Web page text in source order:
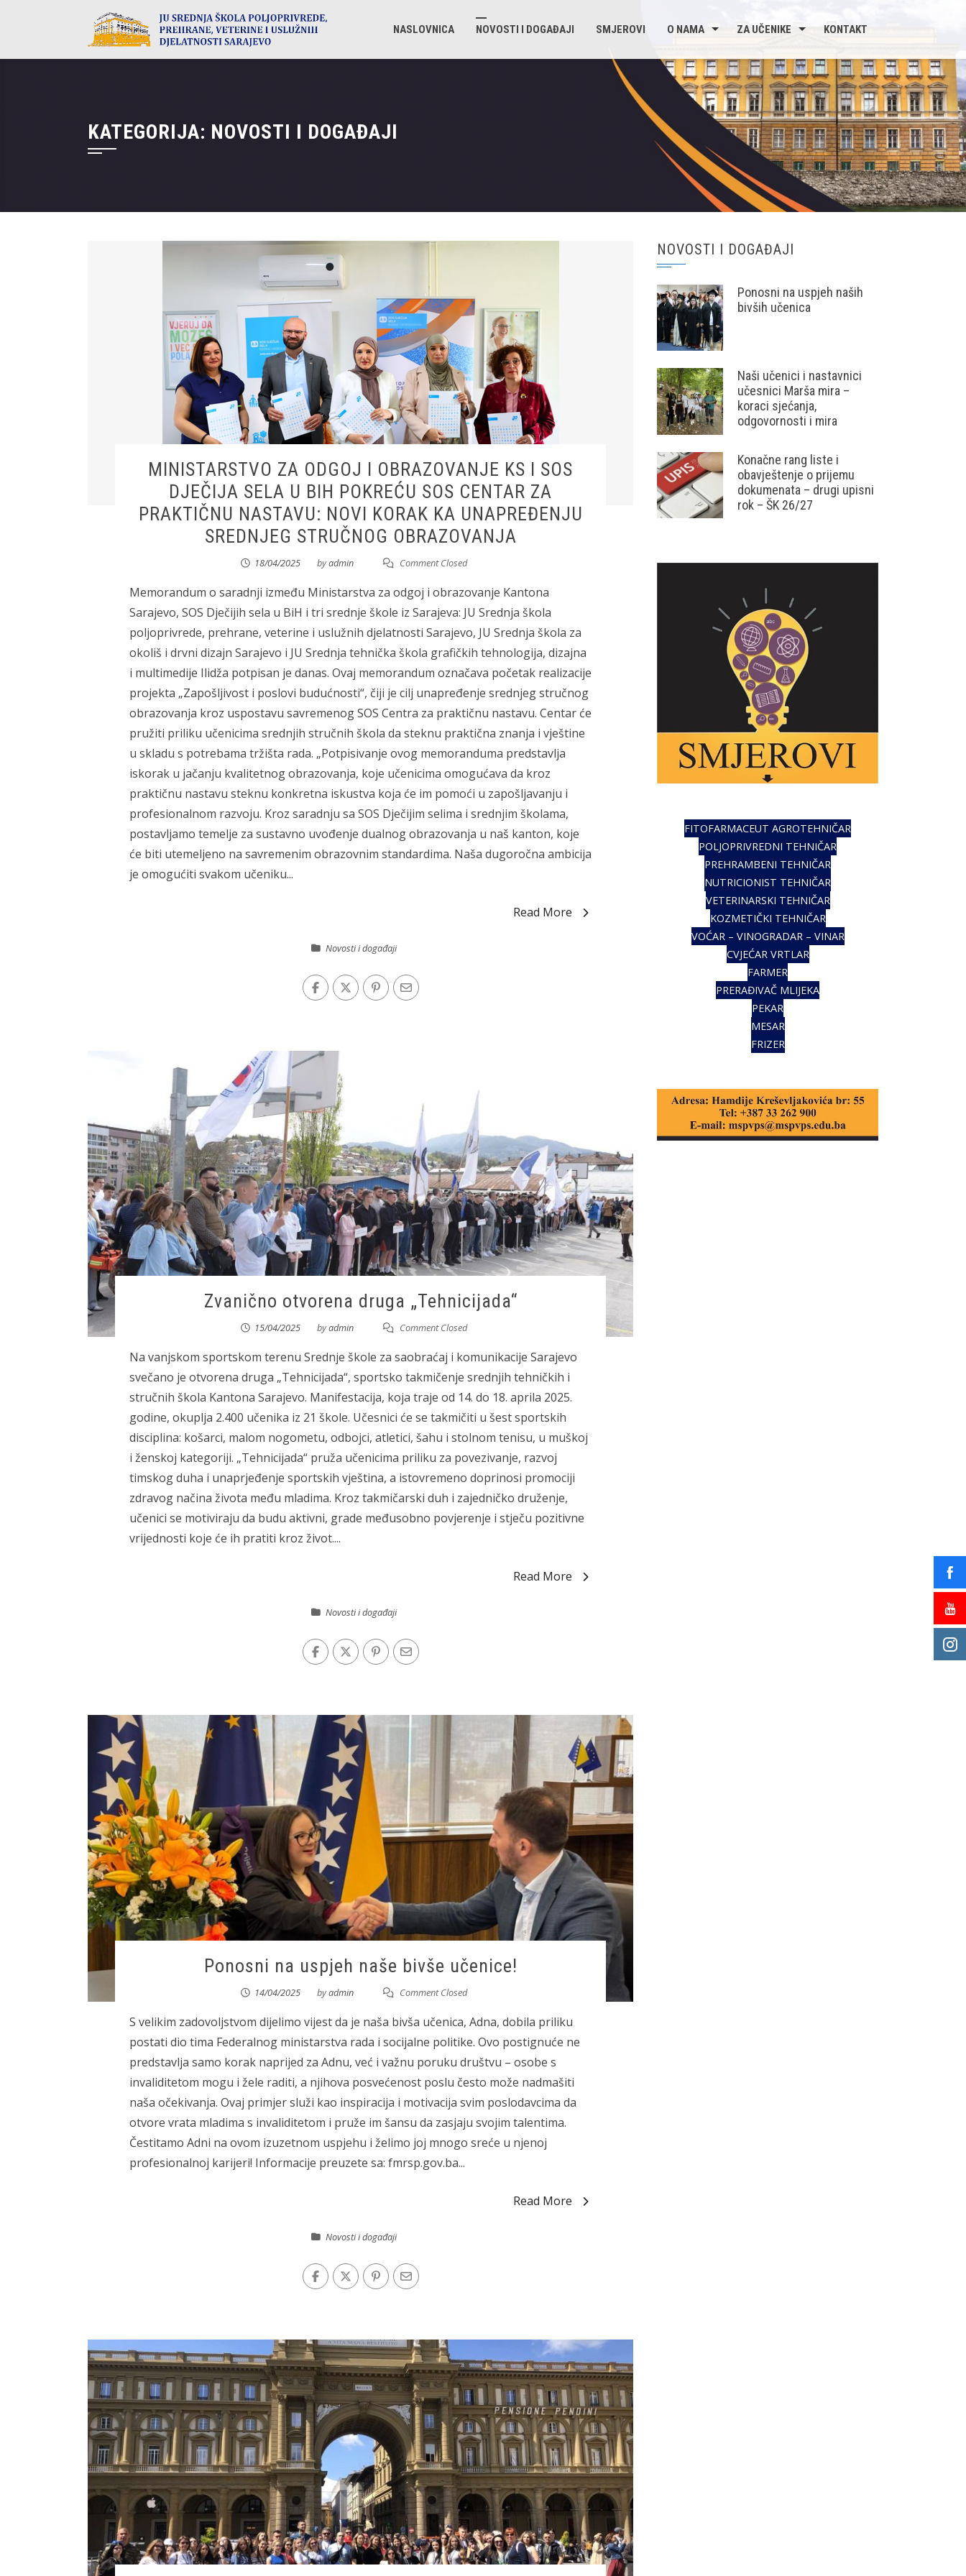
NASLOVNICA NOVOSTI I DOGAĐAJI SMJEROVI O NAMA ZA UČENIKE KONTAKT
KATEGORIJA: NOVOSTI I DOGAĐAJI
MINISTARSTVO ZA ODGOJ I OBRAZOVANJE KS I SOS
DJEČIJA SELA U BIH POKREĆU SOS CENTAR ZA
PRAKTIČNU NASTAVU: NOVI KORAK KA UNAPREĐENJU
SREDNJEG STRUČNOG OBRAZOVANJA
18/04/2025 byadmin Comment Closed
Memorandum o saradnji između Ministarstva za odgoj i obrazovanje Kantona
Sarajevo, SOS Dječijih sela u BiH i tri srednje škole iz Sarajeva: JU Srednja škola
poljoprivrede, prehrane, veterine i uslužnih djelatnosti Sarajevo, JU Srednja škola za
okoliš i drvni dizajn Sarajevo i JU Srednja tehnička škola grafičkih tehnologija, dizajna
i multimedije Ilidža potpisan je danas. Ovaj memorandum označava početak realizacije
projekta „Zapošljivost i poslovi budućnosti“, čiji je cilj unapređenje srednjeg stručnog
obrazovanja kroz uspostavu savremenog SOS Centra za praktičnu nastavu. Centar će
pružiti priliku učenicima srednjih stručnih škola da steknu praktična znanja i vještine
u skladu s potrebama tržišta rada. „Potpisivanje ovog memoranduma predstavlja
iskorak u jačanju kvalitetnog obrazovanja, koje učenicima omogućava da kroz
praktičnu nastavu steknu konkretna iskustva koja će im pomoći u zapošljavanju i
profesionalnom razvoju. Kroz saradnju sa SOS Dječijim selima i srednjim školama,
postavljamo temelje za sustavno uvođenje dualnog obrazovanja u naš kanton, koje
će biti utemeljeno na savremenim obrazovnim standardima. Naša dugoročna ambicija
je omogućiti svakom učeniku...
Read More
Novosti i događaji
Zvanično otvorena druga „Tehnicijada“
15/04/2025 byadmin Comment Closed
Na vanjskom sportskom terenu Srednje škole za saobraćaj i komunikacije Sarajevo
svečano je otvorena druga „Tehnicijada“, sportsko takmičenje srednjih tehničkih i
stručnih škola Kantona Sarajevo. Manifestacija, koja traje od 14. do 18. aprila 2025.
godine, okuplja 2.400 učenika iz 21 škole. Učesnici će se takmičiti u šest sportskih
disciplina: košarci, malom nogometu, odbojci, atletici, šahu i stolnom tenisu, u muškoj
i ženskoj kategoriji. „Tehnicijada“ pruža učenicima priliku za povezivanje, razvoj
timskog duha i unaprjeđenje sportskih vještina, a istovremeno doprinosi promociji
zdravog načina života među mladima. Kroz takmičarski duh i zajedničko druženje,
učenici se motiviraju da budu aktivni, grade međusobno povjerenje i stječu pozitivne
vrijednosti koje će ih pratiti kroz život....
Read More
Novosti i događaji
Ponosni na uspjeh naše bivše učenice!
14/04/2025 byadmin Comment Closed
S velikim zadovoljstvom dijelimo vijest da je naša bivša učenica, Adna, dobila priliku
postati dio tima Federalnog ministarstva rada i socijalne politike. Ovo postignuće ne
predstavlja samo korak naprijed za Adnu, već i važnu poruku društvu – osobe s
invaliditetom mogu i žele raditi, a njihova posvećenost poslu često može nadmašiti
naša očekivanja. Ovaj primjer služi kao inspiracija i motivacija svim poslodavcima da
otvore vrata mladima s invaliditetom i pruže im šansu da zasjaju svojim talentima.
Čestitamo Adni na ovom izuzetnom uspjehu i želimo joj mnogo sreće u njenoj
profesionalnoj karijeri! Informacije preuzete sa: fmrsp.gov.ba...
Read More
Novosti i događaji
NOVOSTI I DOGAĐAJI
Ponosni na uspjeh naših
bivših učenica
Naši učenici i nastavnici
učesnici Marša mira –
koraci sjećanja,
odgovornosti i mira
Konačne rang liste i
obavještenje o prijemu
dokumenata – drugi upisni
rok – ŠK 26/27
FITOFARMACEUT AGROTEHNIČAR
POLJOPRIVREDNI TEHNIČAR
PREHRAMBENI TEHNIČAR
NUTRICIONIST TEHNIČAR
VETERINARSKI TEHNIČAR
KOZMETIČKI TEHNIČAR
VOĆAR – VINOGRADAR – VINAR
CVJEĆAR VRTLAR
FARMER
PRERAĐIVAČ MLIJEKA
PEKAR
MESAR
FRIZER